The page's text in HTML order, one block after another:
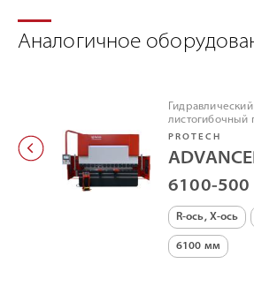
Аналогичное
Гидравлический
листогибочный
PROTECH
6100-500
R-ось, X-ось
6100 мм